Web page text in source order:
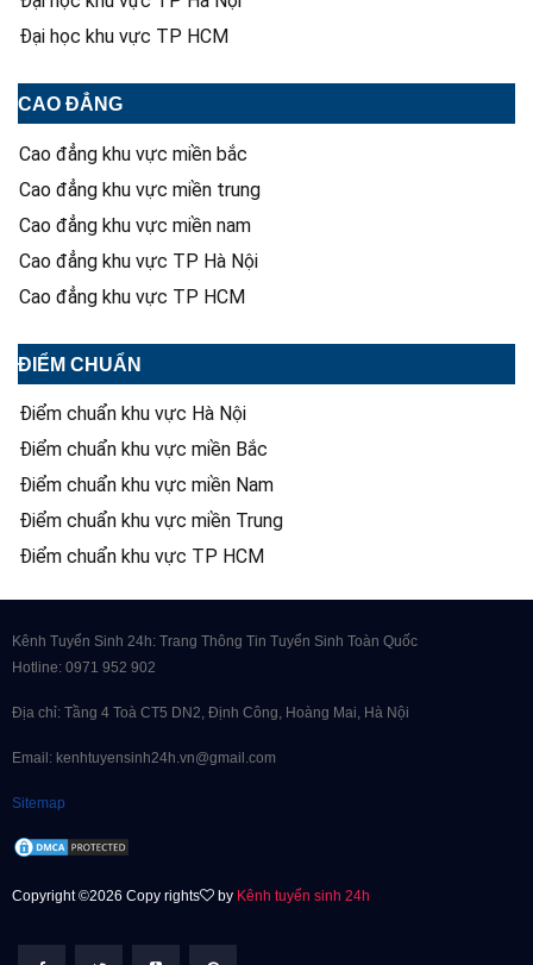
Đại học khu vực TP HCM
CAO ĐẲNG
Cao đẳng khu vực miền bắc
Cao đẳng khu vực miền trung
Cao đẳng khu vực miền nam
Cao đẳng khu vực TP Hà Nội
Cao đẳng khu vực TP HCM
ĐIỂM CHUẨN
Điểm chuẩn khu vực Hà Nội
Điểm chuẩn khu vực miền Bắc
Điểm chuẩn khu vực miền Nam
Điểm chuẩn khu vực miền Trung
Điểm chuẩn khu vực TP HCM
Kênh Tuyển Sinh 24h: Trang Thông Tin Tuyển Sinh Toàn Quốc
Hotline: 0971 952 902
Địa chỉ: Tầng 4 Toà CT5 DN2, Định Công, Hoàng Mai, Hà Nội
Email: kenhtuyensinh24h.vn@gmail.com
Sitemap
Copyright ©2026 Copy rights by Kênh tuyển sinh 24h